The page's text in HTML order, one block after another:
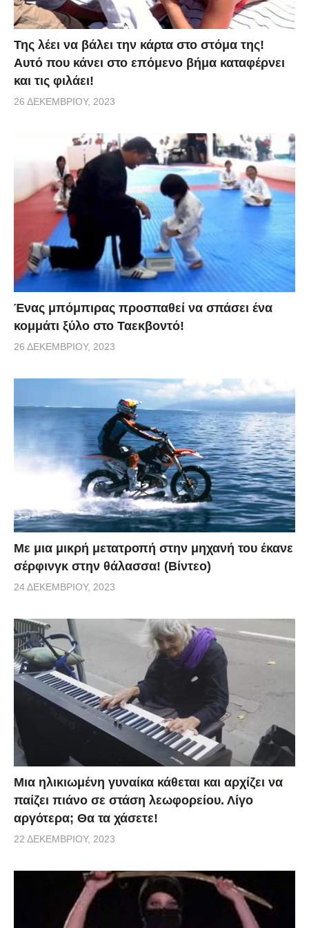
Της λέει να βάλει την κάρτα στο στόμα της!
Αυτό που κάνει στο επόμενο βήμα καταφέρνει
και τις φιλάει!
26 ΔΕΚΕΜΒΡΊΟΥ, 2023
Ένας μπόμπιρας προσπαθεί να σπάσει ένα
κομμάτι ξύλο στο Ταεκβοντό!
26 ΔΕΚΕΜΒΡΊΟΥ, 2023
Με μια μικρή μετατροπή στην μηχανή του έκανε
σέρφινγκ στην θάλασσα! (Βίντεο)
24 ΔΕΚΕΜΒΡΊΟΥ, 2023
Μια ηλικιωμένη γυναίκα κάθεται και αρχίζει να
παίζει πιάνο σε στάση λεωφορείου. Λίγο
αργότερα; Θα τα χάσετε!
22 ΔΕΚΕΜΒΡΊΟΥ, 2023